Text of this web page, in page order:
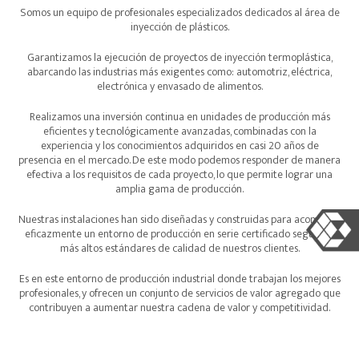
Somos un equipo de profesionales especializados dedicados al área de
inyección de plásticos.
Garantizamos la ejecución de proyectos de inyección termoplástica,
abarcando las industrias más exigentes como: automotriz, eléctrica,
electrónica y envasado de alimentos.
Realizamos una inversión continua en unidades de producción más
eficientes y tecnológicamente avanzadas, combinadas con la
experiencia y los conocimientos adquiridos en casi 20 años de
presencia en el mercado. De este modo podemos responder de manera
efectiva a los requisitos de cada proyecto, lo que permite lograr una
amplia gama de producción.
Nuestras instalaciones han sido diseñadas y construidas para acomodar
eficazmente un entorno de producción en serie certificado según los
más altos estándares de calidad de nuestros clientes.
Es en este entorno de producción industrial donde trabajan los mejores
profesionales, y ofrecen un conjunto de servicios de valor agregado que
contribuyen a aumentar nuestra cadena de valor y competitividad.